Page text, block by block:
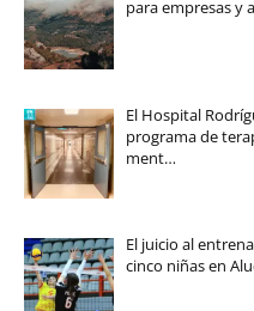
para empresas y
El Hospital
programa de
ment…
El juicio al
cinco niñas en